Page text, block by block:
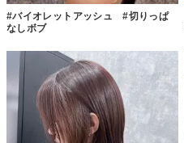
#バイオレットアッシュ #切りっぱ
なしボブ